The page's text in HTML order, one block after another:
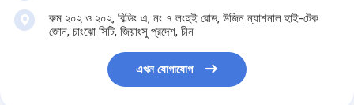
রুম ২০২ ও ২০২, বিল্ডিং এ, নং ৭ লংহুই রোড, উজিন ন্যাশনাল হাই-টেক
জোন, চাংঝো সিটি, জিয়াংসু প্রদেশ, চীন
এখন যোগাযোগ